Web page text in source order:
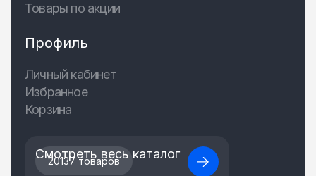
Товары по акции
Профиль
Личный кабинет
Избранное
Корзина
20137 товаров
Смотреть весь каталог